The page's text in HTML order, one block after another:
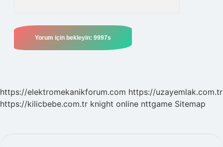
https://elektromekanikforum.com https://uzayemlak.com.tr
https://kilicbebe.com.tr knight online nttgame Sitemap